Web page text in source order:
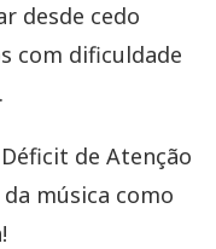
desde cedo
com dificuldade
de Atenção
música como